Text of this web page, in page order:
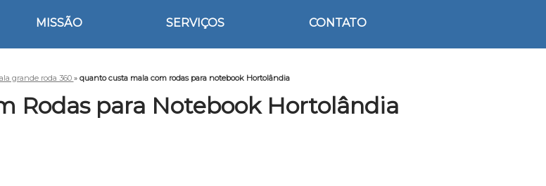
MISSÃO SERVIÇOS CONTATO
grande roda 360 » quanto custa mala com rodas para notebook Hortolândia
Rodas para Notebook Hortolândia